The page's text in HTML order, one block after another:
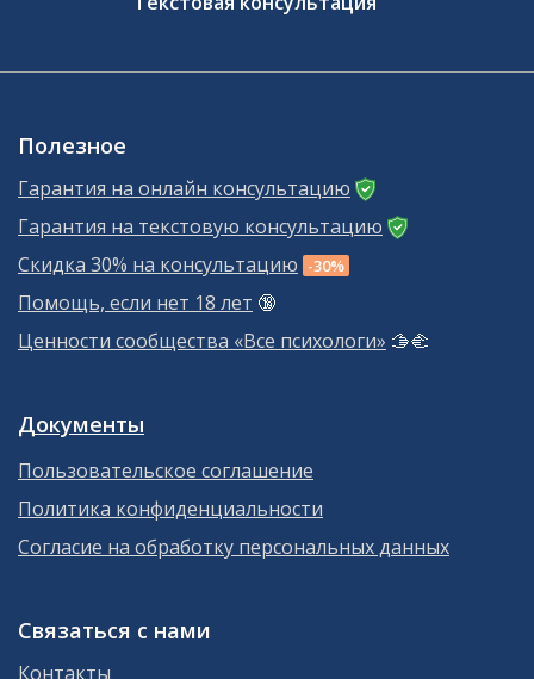
Полезное
Гарантия на онлайн консультацию
Гарантия на текстовую консультацию
Скидка 30% на консультацию -30%
Помощь, если нет 18 лет 🔞
Ценности сообщества «Все психологи» 🫱‍🫲
Документы
Пользовательское соглашение
Политика конфиденциальности
Согласие на обработку персональных данных
Связаться с нами
Контакты